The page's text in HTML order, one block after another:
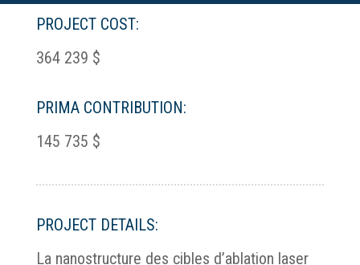
PROJECT COST:
364 239 $
PRIMA CONTRIBUTION:
145 735 $
PROJECT DETAILS:
La nanostructure des cibles d’ablation laser